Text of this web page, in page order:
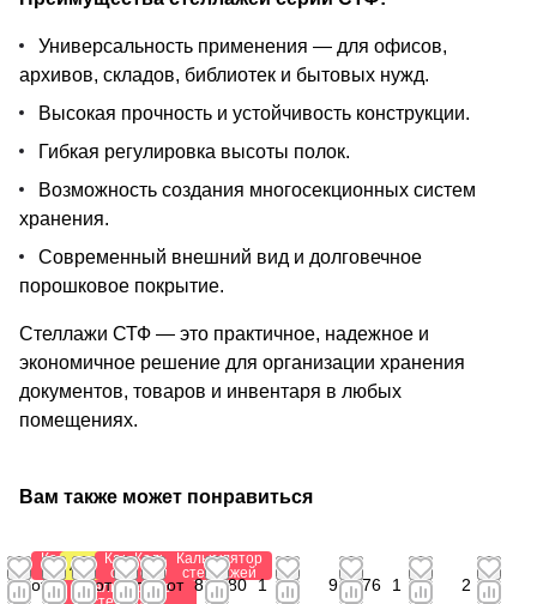
Универсальность применения — для офисов,
архивов, складов, библиотек и бытовых нужд.
Высокая прочность и устойчивость конструкции.
Гибкая регулировка высоты полок.
Возможность создания многосекционных систем
хранения.
Современный внешний вид и долговечное
порошковое покрытие.
Стеллажи СТФ — это практичное, надежное и
экономичное решение для организации хранения
документов, товаров и инвентаря в любых
помещениях.
Вам также может понравиться
Калькулятор
стеллажей
от
Антистатический
Калькулятор
от 2
Калькулятор
стеллажей
от 1
Калькулятор
стеллажей
от
Калькулятор
стеллажей
от 841,80 1
941,76
1
2